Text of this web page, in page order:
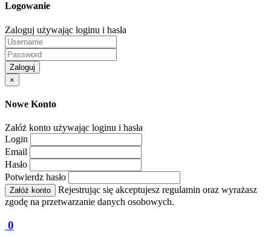
Logowanie
Zaloguj używając loginu i hasła
Zaloguj
×
Nowe Konto
Załóż konto używając loginu i hasła
Login
Email
Hasło
Potwierdz hasło
Załóż konto
Rejestrując się akceptujesz regulamin oraz wyrażasz
zgodę na przetwarzanie danych osobowych.
0